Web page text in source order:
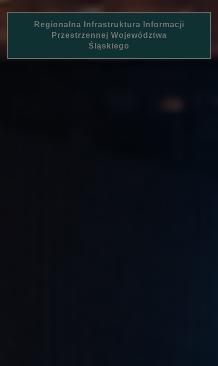
Regionalna Infrastruktura Informacji
Przestrzennej Województwa
Śląskiego